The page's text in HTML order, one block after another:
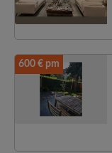
600 € pm